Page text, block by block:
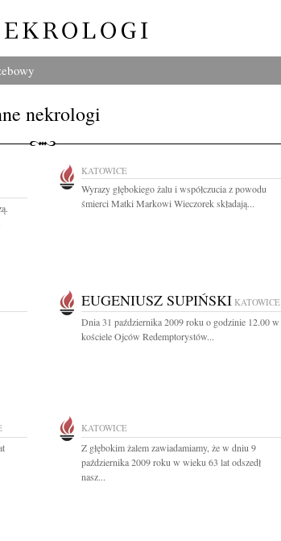
nekrologi
KATOWICE
Wyrazy głębokiego żalu i współczucia z powodu
śmierci Matki Markowi Wieczorek składają...
EUGENIUSZ SUPIŃSKI KATOWICE
Dnia 31 października 2009 roku o godzinie 12.00 w
kościele Ojców Redemptorystów...
KATOWICE
Z głębokim żalem zawiadamiamy, że w dniu 9
października 2009 roku w wieku 63 lat odszedł
nasz...